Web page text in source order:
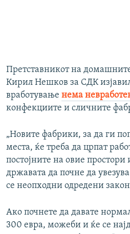
Претставникот на
Кирил Нешков за СДК
вработување нема
конфекциите и сличните
„Новите фабрики, за да ги
места, ќе треба да црпат
постојните на овие простори
државата да почне да
се неопходни одредени
Ако почнете да давате
300 евра, можеби и ќе се